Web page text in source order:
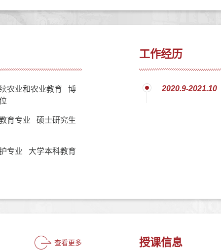
农业和农业教育 博
育专业 硕士研究生
专业 大学本科教育
工作经历
2020.9-2021.10
查看更多 授课信息